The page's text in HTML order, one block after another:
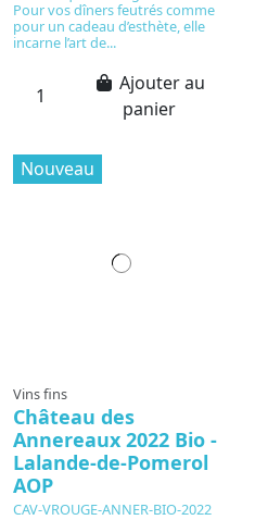
Pour vos dîners feutrés comme
pour un cadeau d’esthète, elle
incarne l’art de...
Ajouter au
panier
Nouveau
Vins fins
Château des
Annereaux 2022 Bio -
Lalande-de-Pomerol
AOP
CAV-VROUGE-ANNER-BIO-2022